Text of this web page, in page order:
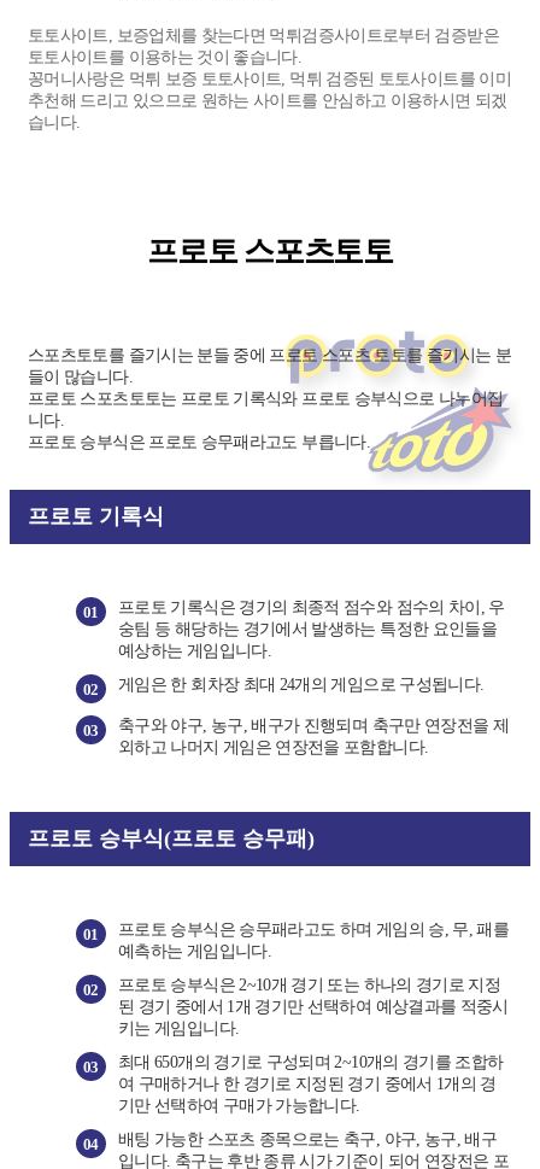
토토사이트, 보증업체를 찾는다면 먹튀검증사이트로부터 검증받은
토토사이트를 이용하는 것이 좋습니다.
꽁머니사랑은 먹튀 보증 토토사이트, 먹튀 검증된 토토사이트를 이미
추천해 드리고 있으므로 원하는 사이트를 안심하고 이용하시면 되겠
습니다.
프로토 스포츠토토
스포츠토토를 즐기시는 분들 중에 프로토 스포츠 토토를 즐기시는 분
들이 많습니다.
프로토 스포츠토토는 프로토 기록식와 프로토 승부식으로 나누어집
니다.
프로토 승부식은 프로토 승무패라고도 부릅니다.
프로토 기록식
01
프로토 기록식은 경기의 최종적 점수와 점수의 차이, 우
숭팀 등 해당하는 경기에서 발생하는 특정한 요인들을
예상하는 게임입니다.
02 게임은 한 회차장 최대 24개의 게임으로 구성됩니다.
03
축구와 야구, 농구, 배구가 진행되며 축구만 연장전을 제
외하고 나머지 게임은 연장전을 포함합니다.
프로토 승부식(프로토 승무패)
01
프로토 승부식은 승무패라고도 하며 게임의 승, 무, 패를
예측하는 게임입니다.
02
프로토 승부식은 2~10개 경기 또는 하나의 경기로 지정
된 경기 중에서 1개 경기만 선택하여 예상결과를 적중시
키는 게임입니다.
03
최대 650개의 경기로 구성되며 2~10개의 경기를 조합하
여 구매하거나 한 경기로 지정된 경기 중에서 1개의 경
기만 선택하여 구매가 가능합니다.
04
배팅 가능한 스포츠 종목으로는 축구, 야구, 농구, 배구
입니다. 축구는 후반 종류 시가 기준이 되어 연장전은 포